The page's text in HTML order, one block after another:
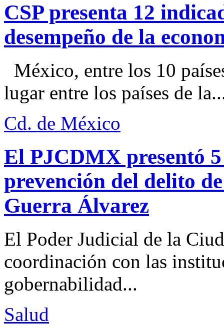
CSP presenta 12
desempeño de la
México, entre los 10
lugar entre los países de
Cd. de México
El PJCDMX presentó
prevención del delito
Guerra Álvarez
El Poder Judicial de la
coordinación con las
gobernabilidad...
Salud